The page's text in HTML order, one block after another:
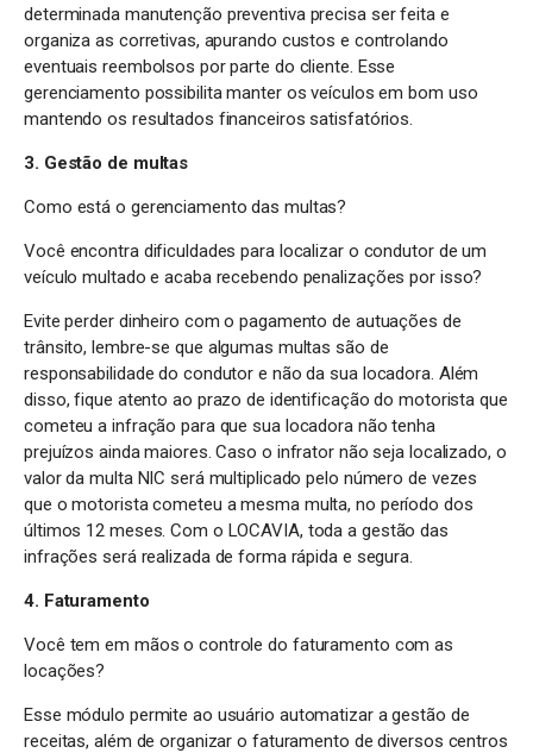
determinada manutenção preventiva precisa ser feita e
organiza as corretivas, apurando custos e controlando
eventuais reembolsos por parte do cliente. Esse
gerenciamento possibilita manter os veículos em bom uso
mantendo os resultados financeiros satisfatórios.
3. Gestão de multas
Como está o gerenciamento das multas?
Você encontra dificuldades para localizar o condutor de um
veículo multado e acaba recebendo penalizações por isso?
Evite perder dinheiro com o pagamento de autuações de
trânsito, lembre-se que algumas multas são de
responsabilidade do condutor e não da sua locadora. Além
disso, fique atento ao prazo de identificação do motorista que
cometeu a infração para que sua locadora não tenha
prejuízos ainda maiores. Caso o infrator não seja localizado, o
valor da multa NIC será multiplicado pelo número de vezes
que o motorista cometeu a mesma multa, no período dos
últimos 12 meses. Com o LOCAVIA, toda a gestão das
infrações será realizada de forma rápida e segura.
4. Faturamento
Você tem em mãos o controle do faturamento com as
locações?
Esse módulo permite ao usuário automatizar a gestão de
receitas, além de organizar o faturamento de diversos centros